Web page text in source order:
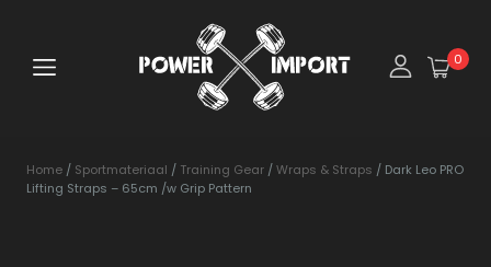
0
Home / Sportmateriaal / Training Gear /Wraps & Straps / Dark Leo PRO
Lifting Straps – 65cm /w Grip Pattern